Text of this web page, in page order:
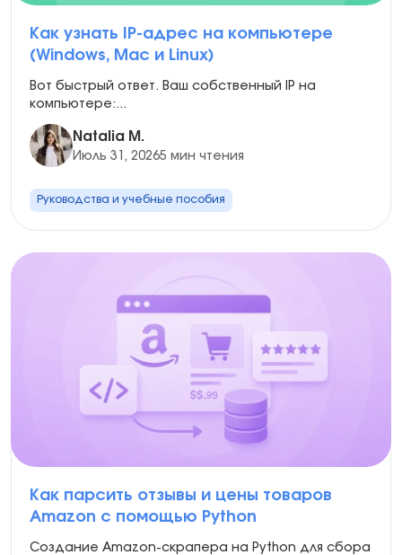
Как узнать IP-адрес на компьютере
(Windows, Mac и Linux)
Вот быстрый ответ. Ваш собственный IP на
компьютере:...
Natalia M.
Июль 31, 20265 мин чтения
Руководства и учебные пособия
Как парсить отзывы и цены товаров
Amazon с помощью Python
Создание Amazon-скрапера на Python для сбора